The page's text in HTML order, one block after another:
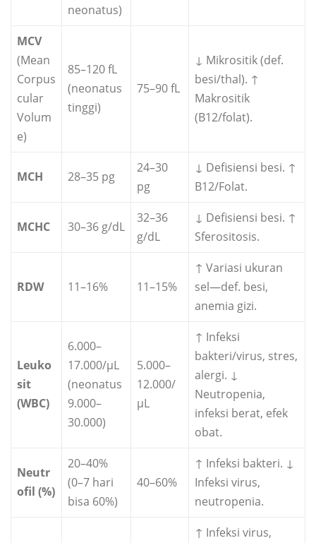
neonatus)
MCV
(Mean
Corpus
cular
Volum
e)
85–120 fL
(neonatus
tinggi)
75–90 fL
↓ Mikrositik (def.
besi/thal). ↑
Makrositik
(B12/folat).
MCH 28–35 pg
24–30
pg
↓ Defisiensi besi. ↑
B12/Folat.
MCHC 30–36 g/dL
32–36
g/dL
↓ Defisiensi besi. ↑
Sferositosis.
RDW 11–16% 11–15%
↑ Variasi ukuran
sel—def. besi,
anemia gizi.
Leuko
sit
(WBC)
6.000–
17.000/µL
(neonatus
9.000–
30.000)
5.000–
12.000/
µL
↑ Infeksi
bakteri/virus, stres,
alergi. ↓
Neutropenia,
infeksi berat, efek
obat.
Neutr
ofil (%)
20–40%
(0–7 hari
bisa 60%)
40–60%
↑ Infeksi bakteri. ↓
Infeksi virus,
neutropenia.
↑ Infeksi virus,